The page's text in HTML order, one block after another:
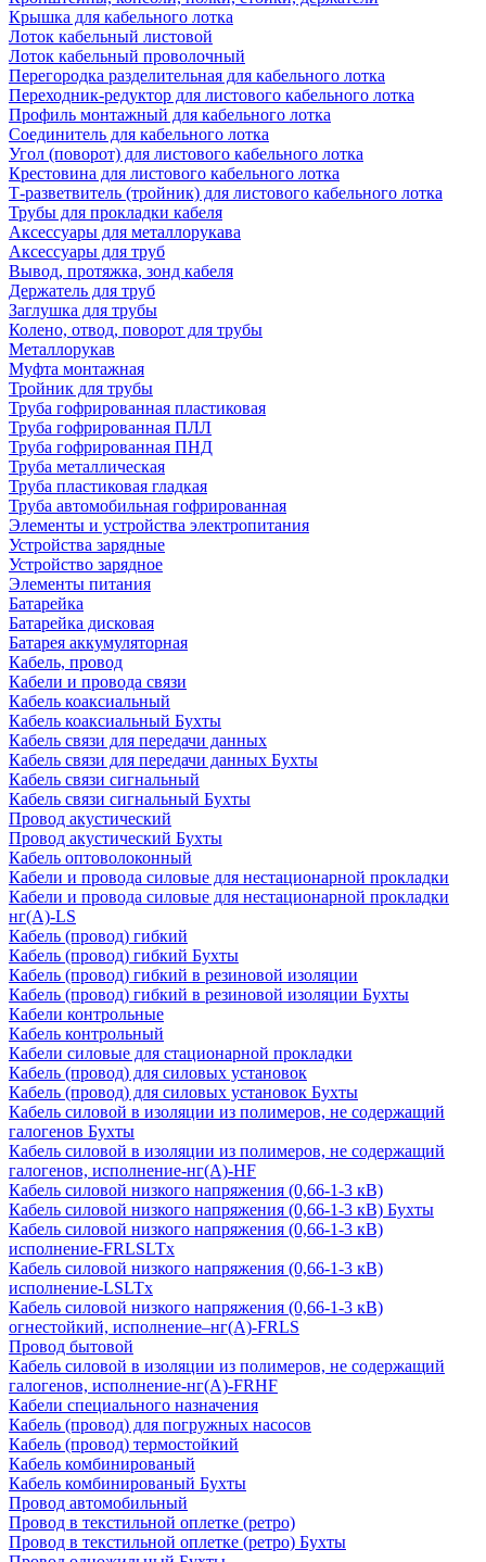
Крышка для кабельного лотка
Лоток кабельный листовой
Лоток кабельный проволочный
Перегородка разделительная для кабельного лотка
Переходник-редуктор для листового кабельного лотка
Профиль монтажный для кабельного лотка
Соединитель для кабельного лотка
Угол (поворот) для листового кабельного лотка
Крестовина для листового кабельного лотка
Т-разветвитель (тройник) для листового кабельного лотка
Трубы для прокладки кабеля
Аксессуары для металлорукава
Аксессуары для труб
Вывод, протяжка, зонд кабеля
Держатель для труб
Заглушка для трубы
Колено, отвод, поворот для трубы
Металлорукав
Муфта монтажная
Тройник для трубы
Труба гофрированная пластиковая
Труба гофрированная ПЛЛ
Труба гофрированная ПНД
Труба металлическая
Труба пластиковая гладкая
Труба автомобильная гофрированная
Элементы и устройства электропитания
Устройства зарядные
Устройство зарядное
Элементы питания
Батарейка
Батарейка дисковая
Батарея аккумуляторная
Кабель, провод
Кабели и провода связи
Кабель коаксиальный
Кабель коаксиальный Бухты
Кабель связи для передачи данных
Кабель связи для передачи данных Бухты
Кабель связи сигнальный
Кабель связи сигнальный Бухты
Провод акустический
Провод акустический Бухты
Кабель оптоволоконный
Кабели и провода силовые для нестационарной прокладки
Кабели и провода силовые для нестационарной прокладки
нг(А)-LS
Кабель (провод) гибкий
Кабель (провод) гибкий Бухты
Кабель (провод) гибкий в резиновой изоляции
Кабель (провод) гибкий в резиновой изоляции Бухты
Кабели контрольные
Кабель контрольный
Кабели силовые для стационарной прокладки
Кабель (провод) для силовых установок
Кабель (провод) для силовых установок Бухты
Кабель силовой в изоляции из полимеров, не содержащий
галогенов Бухты
Кабель силовой в изоляции из полимеров, не содержащий
галогенов, исполнение-нг(А)-HF
Кабель силовой низкого напряжения (0,66-1-3 кВ)
Кабель силовой низкого напряжения (0,66-1-3 кВ) Бухты
Кабель силовой низкого напряжения (0,66-1-3 кВ)
исполнение-FRLSLTx
Кабель силовой низкого напряжения (0,66-1-3 кВ)
исполнение-LSLTx
Кабель силовой низкого напряжения (0,66-1-3 кВ)
огнестойкий, исполнение–нг(А)-FRLS
Провод бытовой
Кабель силовой в изоляции из полимеров, не содержащий
галогенов, исполнение-нг(А)-FRHF
Кабели специального назначения
Кабель (провод) для погружных насосов
Кабель (провод) термостойкий
Кабель комбинированый
Кабель комбинированый Бухты
Провод автомобильный
Провод в текстильной оплетке (ретро)
Провод в текстильной оплетке (ретро) Бухты